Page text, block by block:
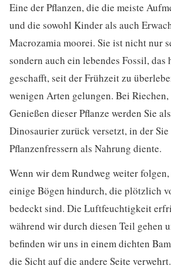
Eine der Pflanzen, die die meiste
und die sowohl Kinder als auch
Macrozamia moorei. Sie ist nicht nur
sondern auch ein lebendes Fossil, das
geschafft, seit der Frühzeit zu
wenigen Arten gelungen. Bei
Genießen dieser Pflanze werden Sie
Dinosaurier zurück versetzt, in der Sie
Pflanzenfressern als Nahrung diente.
Wenn wir dem Rundweg weiter
einige Bögen hindurch, die plötzlich
bedeckt sind. Die Luftfeuchtigkeit
während wir durch diesen Teil gehen
befinden wir uns in einem dichten
die Sicht auf die andere Seite